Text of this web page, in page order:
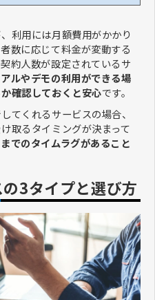
利用には月額費用がかかり
数に応じて料金が変動する
約人数が設定されているサ
ルやデモの利用ができる場
確認しておくと安心です。
てくれるサービスの場合、
取るタイミングが決まって
でのタイムラグがあること
3タイプと選び方